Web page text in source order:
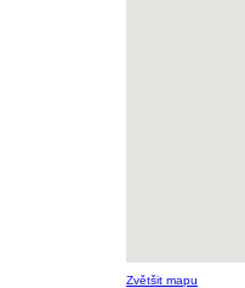
Zvětšit mapu